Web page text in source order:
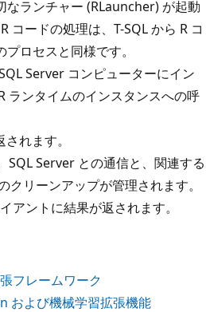
なランチャー (RLauncher) が起動
コードの処理は、T-SQL から R コ
ロセスと同様です。
Server コンピューターにイン
ランタイムのインスタンスへの呼
れます。
SQL Server との通信と、関連する
クリーンアップが管理されます。
アントに結果が返されます。
フレームワーク
および機械学習拡張機能